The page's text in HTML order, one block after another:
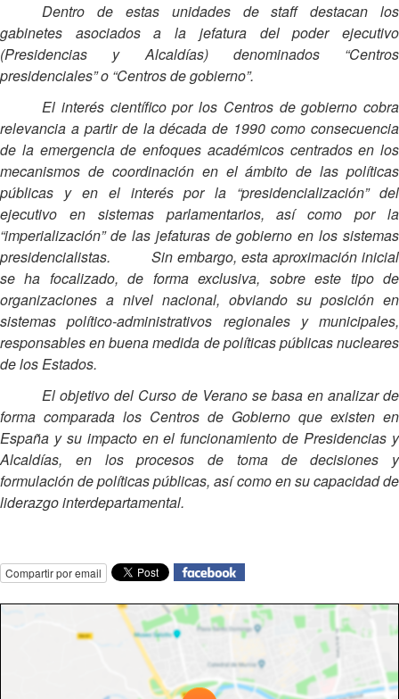
Dentro de estas unidades de staff destacan los
gabinetes asociados a la jefatura del poder ejecutivo
(Presidencias y Alcaldías) denominados “Centros
presidenciales” o “Centros de gobierno”.
El interés científico por los Centros de gobierno cobra
relevancia a partir de la década de 1990 como consecuencia
de la emergencia de enfoques académicos centrados en los
mecanismos de coordinación en el ámbito de las políticas
públicas y en el interés por la “presidencialización” del
ejecutivo en sistemas parlamentarios, así como por la
“imperialización” de las jefaturas de gobierno en los sistemas
presidencialistas. Sin embargo, esta aproximación inicial
se ha focalizado, de forma exclusiva, sobre este tipo de
organizaciones a nivel nacional, obviando su posición en
sistemas político-administrativos regionales y municipales,
responsables en buena medida de políticas públicas nucleares
de los Estados.
El objetivo del Curso de Verano se basa en analizar de
forma comparada los Centros de Gobierno que existen en
España y su impacto en el funcionamiento de Presidencias y
Alcaldías, en los procesos de toma de decisiones y
formulación de políticas públicas, así como en su capacidad de
liderazgo interdepartamental.
Compartir por email